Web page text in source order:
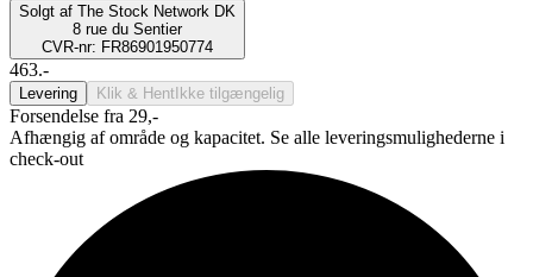
Solgt af The Stock Network DK
8 rue du Sentier
CVR-nr: FR86901950774
463.-
Levering Klik & Hent Ikke tilgængelig
Forsendelse fra 29,-
Afhængig af område og kapacitet. Se alle leveringsmulighederne i
check-out